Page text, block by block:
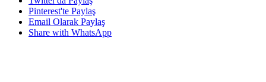
Pinterest'te Paylaş
Email Olarak Paylaş
Share with WhatsApp